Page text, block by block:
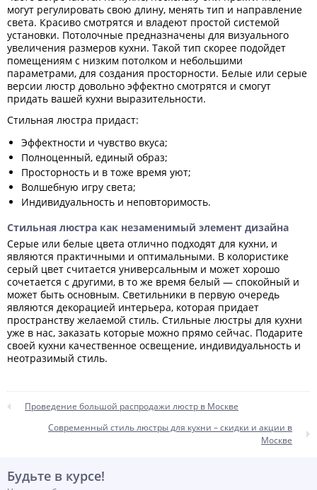
могут регулировать свою длину, менять тип и направление
света. Красиво смотрятся и владеют простой системой
установки. Потолочные предназначены для визуального
увеличения размеров кухни. Такой тип скорее подойдет
помещениям с низким потолком и небольшими
параметрами, для создания просторности. Белые или серые
версии люстр довольно эффектно смотрятся и смогут
придать вашей кухни выразительности.
Стильная люстра придаст:
Эффектности и чувство вкуса;
Полноценный, единый образ;
Просторность и в тоже время уют;
Волшебную игру света;
Индивидуальность и неповторимость.
Стильная люстра как незаменимый элемент дизайна
Серые или белые цвета отлично подходят для кухни, и
являются практичными и оптимальными. В колористике
серый цвет считается универсальным и может хорошо
сочетается с другими, в то же время белый — спокойный и
может быть основным. Светильники в первую очередь
являются декорацией интерьера, которая придает
пространству желаемой стиль. Стильные люстры для кухни
уже в нас, заказать которые можно прямо сейчас. Подарите
своей кухни качественное освещение, индивидуальность и
неотразимый стиль.
Проведение большой распродажи люстр в Москве
Современный стиль люстры для кухни – скидки и акции в
Москве
Будьте в курсе!